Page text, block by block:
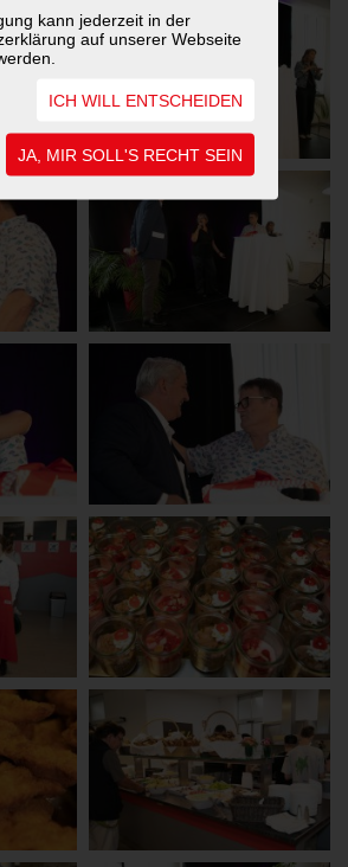
kann jederzeit in der
auf unserer Webseite
ICH WILL ENTSCHEIDEN
JA, MIR SOLL'S RECHT SEIN